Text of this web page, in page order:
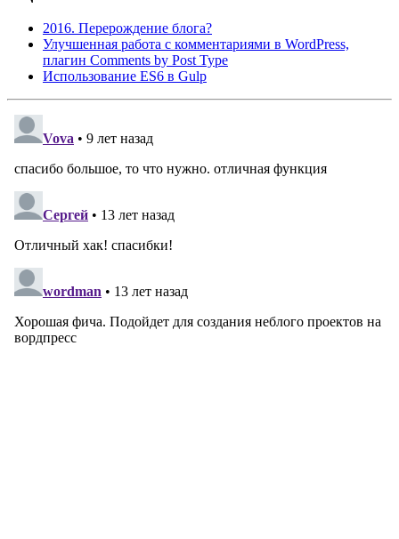
2016. Перерождение блога?
Улучшенная работа с комментариями в WordPress,
плагин Comments by Post Type
Использование ES6 в Gulp